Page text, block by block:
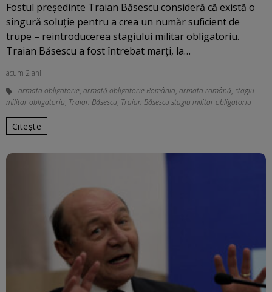
Fostul preşedinte Traian Băsescu consideră că există o
singură soluţie pentru a crea un număr suficient de
trupe – reintroducerea stagiului militar obligatoriu.
Traian Băsescu a fost întrebat marţi, la…
acum 2 ani
armata obligatorie, armată obligatorie România, armata română, stagiu
militar obligatoriu, Traian Băsescu, Traian Băsescu stagiu militar obligatoriu
Citește